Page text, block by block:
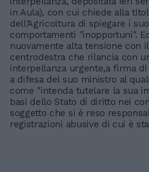
in Aula), con cui chiede alla
dell'Agricoltura di spiegare i
comportamenti "inopportuni".
nuovamente alta tensione con
centrodestra che rilancia con
interpellanza urgente,a firma di
a difesa del suo ministro al
come "intenda tutelare la sua
basi dello Stato di diritto nei
soggetto che si è reso
registrazioni abusive di cui è